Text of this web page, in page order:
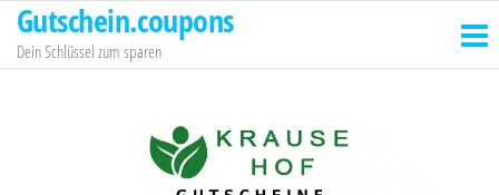
Zum
Inhalt
springen
Gutschein.coupons
Dein Schlüssel zum sparen